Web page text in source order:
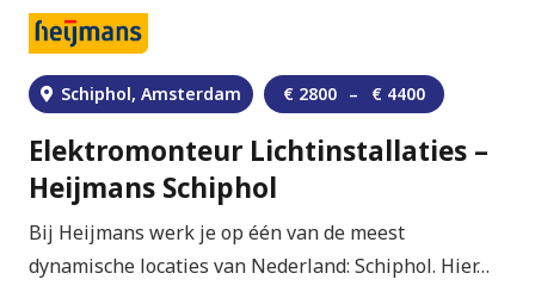
Schiphol, Amsterdam € 2800 – € 4400
Elektromonteur Lichtinstallaties –
Heijmans Schiphol
Bij Heijmans werk je op één van de meest
dynamische locaties van Nederland: Schiphol. Hier…